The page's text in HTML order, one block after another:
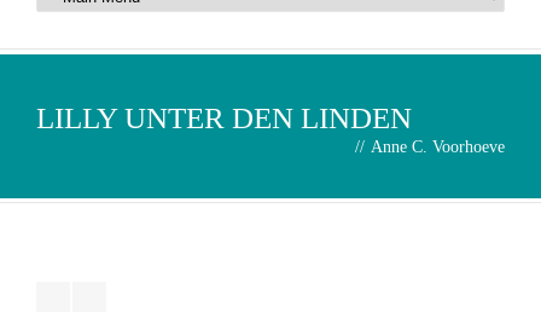
LILLY UNTER DEN LINDEN
// Anne C. Voorhoeve